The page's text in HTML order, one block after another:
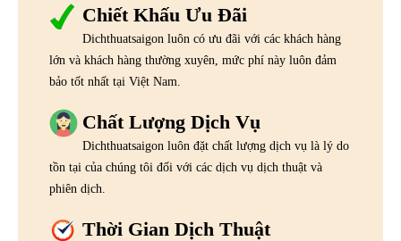
Chiết Khấu Ưu Đãi
Dichthuatsaigon luôn có ưu đãi với các khách hàng
lớn và khách hàng thường xuyên, mức phí này luôn đảm
bảo tốt nhất tại Việt Nam.
Chất Lượng Dịch Vụ
Dichthuatsaigon luôn đặt chất lượng dịch vụ là lý do
tồn tại của chúng tôi đối với các dịch vụ dịch thuật và
phiên dịch.
Thời Gian Dịch Thuật